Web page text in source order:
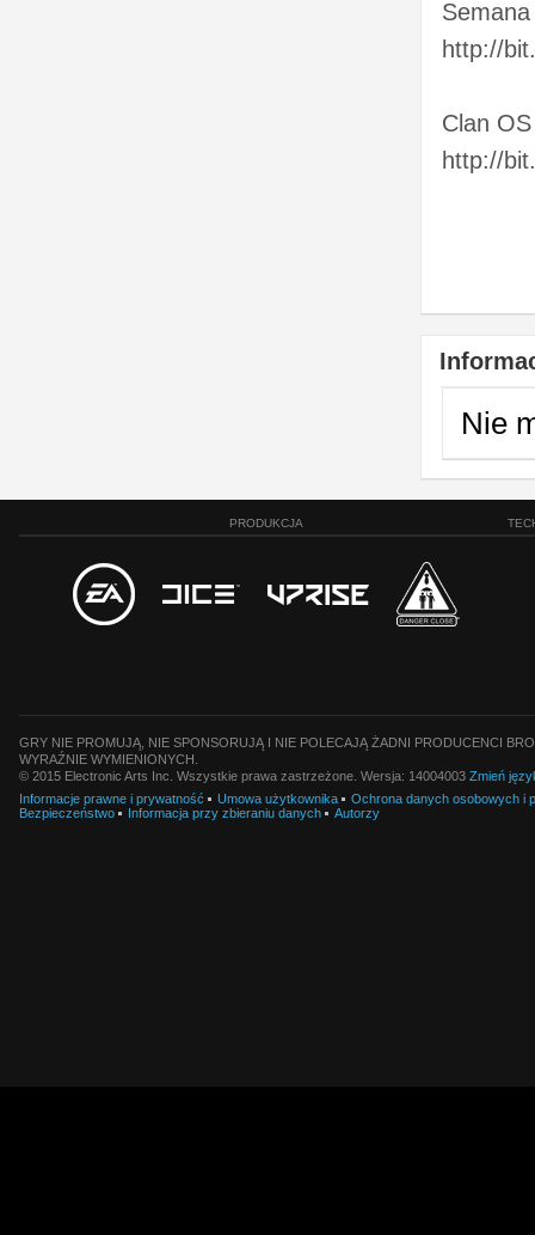
http://
Clan
http://
Nie
PRODUKCJA
GRY NIE PROMUJĄ, NIE SPONSORUJĄ I NIE POLECAJĄ ŻADNI PRODUCENCI
WYRAŹNIE WYMIENIONYCH.
© 2015 Electronic Arts Inc. Wszystkie prawa zastrzeżone. Wersja: 14004003 Zmień
Informacje prawne i prywatność
Umowa użytkownika
Ochrona danych osobowych i
Bezpieczeństwo
Informacja przy zbieraniu danych Autorzy